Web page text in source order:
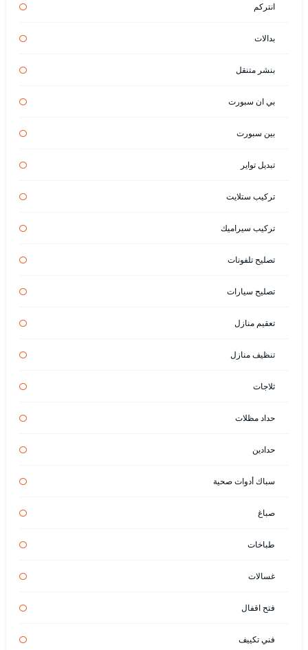
انتركم
بدالات
بنشر متنقل
بي ان سبورت
بين سبورت
تبديل تواير
تركيب ستلايت
تركيب سيراميك
تصليح تلفونات
تصليح سيارات
تعقيم منازل
تنظيف منازل
ثلاجات
حداد مظلات
حدادين
سباك أدوات صحية
صباغ
طباخات
غسالات
فتح اقفال
فني تكييف